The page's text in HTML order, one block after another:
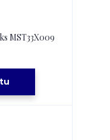
MST33X009